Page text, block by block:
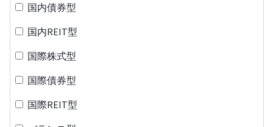
国内債券型
国内REIT型
国際株式型
国際債券型
国際REIT型